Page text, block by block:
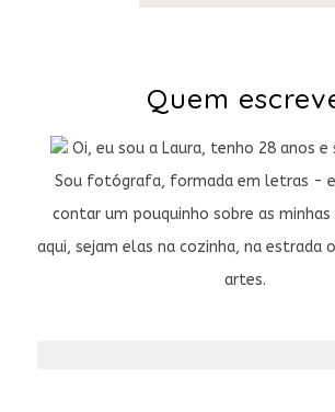
Quem
Oi, eu sou a Laura, tenho 28 anos e
Sou fotógrafa, formada em letras -
contar um pouquinho sobre as
aqui, sejam elas na cozinha, na estrada
artes.